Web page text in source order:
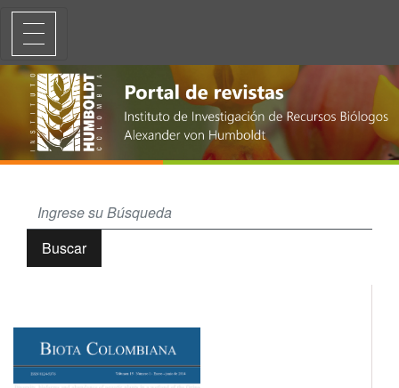
Diversidad de anfibios y reptiles en hábitats altoandinos y
Buscar